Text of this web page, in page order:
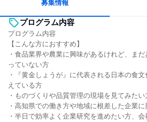
募集情報
プログラム内容
プログラム内容
【こんな方におすすめ】
・食品業界や農業に興味があるけれど、ま
っていない方
・『黄金しょうが』に代表される日本の食
えている方
・ものづくりや品質管理の現場を見てみたい
・高知県での働き方や地域に根差した企業
・半日で効率よく企業研究を進めたい方、